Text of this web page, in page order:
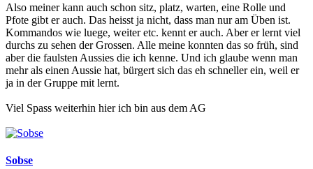
Also meiner kann auch schon sitz, platz, warten, eine Rolle und
Pfote gibt er auch. Das heisst ja nicht, dass man nur am Üben ist.
Kommandos wie luege, weiter etc. kennt er auch. Aber er lernt viel
durchs zu sehen der Grossen. Alle meine konnten das so früh, sind
aber die faulsten Aussies die ich kenne. Und ich glaube wenn man
mehr als einen Aussie hat, bürgert sich das eh schneller ein, weil er
ja in der Gruppe mit lernt.
Viel Spass weiterhin hier ich bin aus dem AG
Sobse